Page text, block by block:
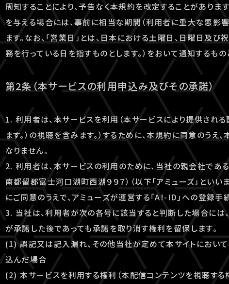
周知することにより、予告なく本規約を改定することがありま
を与える場合には、事前に相当な期間（利用者に重大な悪影
ます。なお、「営業日」とは、日本における土曜日、日曜日及
務を行っている日を指すものとします。）をおいて通知するもの
第2条（本サービスの利用申込み及びその承諾）
1. 利用者は、本サービスを利用（本サービスにより提供される
ます。）の視聴を含みます。）するために、本規約に同意のう
なりません。
2. 利用者は、本サービスの利用のために、当社の親会社であ
南都留郡富士河口湖町西湖９９７）（以下「アミューズ」といいま
にご同意のうえで、アミューズが運営する「A!-ID」への登録手
3. 当社は、利用者が次の各号に該当すると判断した場合には
が承諾した後であっても承諾を取り消す権利を留保します。
(1) 誤記又は記入漏れ、その他当社が定めて本サイトにおい
込んだ場合
(2) 本サービスを利用する権利（本配信コンテンツを視聴する権